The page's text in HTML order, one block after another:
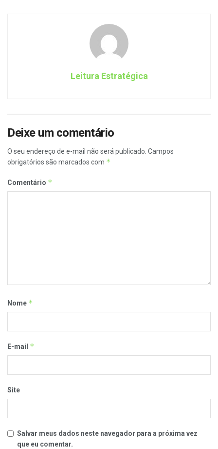
Leitura Estratégica
Deixe um comentário
O seu endereço de e-mail não será publicado. Campos
obrigatórios são marcados com *
Comentário *
Nome *
E-mail *
Site
Salvar meus dados neste navegador para a próxima vez
que eu comentar.